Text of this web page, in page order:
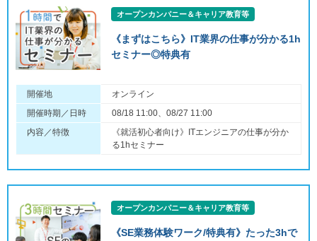
オープンカンパニー＆キャリア教育等
《まずはこちら》IT業界の仕事が分かる1h
セミナー◎特典有
開催地
オンライン
開催時期／日時
08/18 11:00、08/27 11:00
内容／特徴
《就活初心者向け》ITエンジニアの仕事が分か
る1hセミナー
オープンカンパニー＆キャリア教育等
《SE業務体験ワーク/特典有》たった3hで